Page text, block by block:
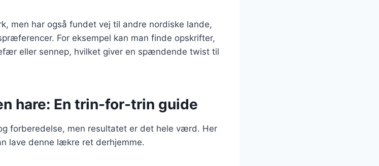
men har også fundet vej til andre nordiske lande,
For eksempel kan man finde opskrifter,
eller sennep, hvilket giver en spændende twist til
hare: En trin-for-trin guide
forberedelse, men resultatet er det hele værd. Her
lave denne lækre ret derhjemme.